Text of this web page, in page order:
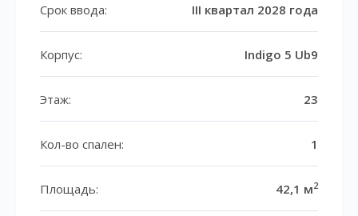
Срок ввода: III квартал 2028 года
Корпус: Indigo 5 Ub9
Этаж: 23
Кол-во спален: 1
Площадь: 42,1 м2